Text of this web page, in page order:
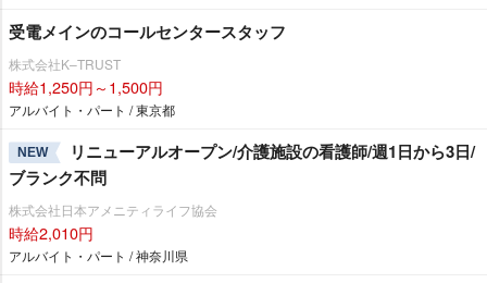
受電メインのコールセンタースタッフ
株式会社K–TRUST
時給1,250円～1,500円
アルバイト・パート / 東京都
NEW
リニューアルオープン/介護施設の看護師/週1日から3日/
ブランク不問
株式会社日本アメニティライフ協会
時給2,010円
アルバイト・パート / 神奈川県